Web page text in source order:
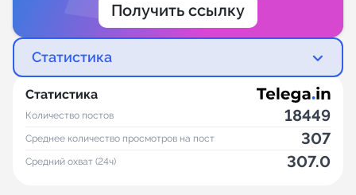
Получить ссылку
Статистика
Статистика
Количество постов 18449
Среднее количество просмотров на пост 307
Средний охват (24ч) 307.0